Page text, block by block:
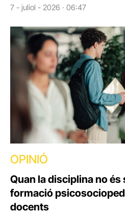
7 - juliol - 2026 · 06:47
OPINIÓ
Quan la disciplina no
formació
docents